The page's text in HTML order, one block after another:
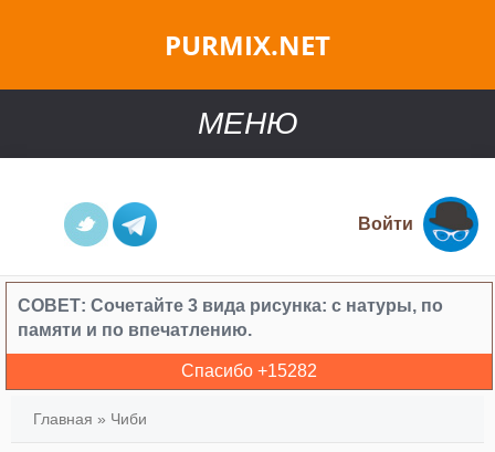
PURMIX.NET
МЕНЮ
Войти
СОВЕТ: Сочетайте 3 вида рисунка: с натуры, по
памяти и по впечатлению.
Спасибо +15282
Главная » Чиби